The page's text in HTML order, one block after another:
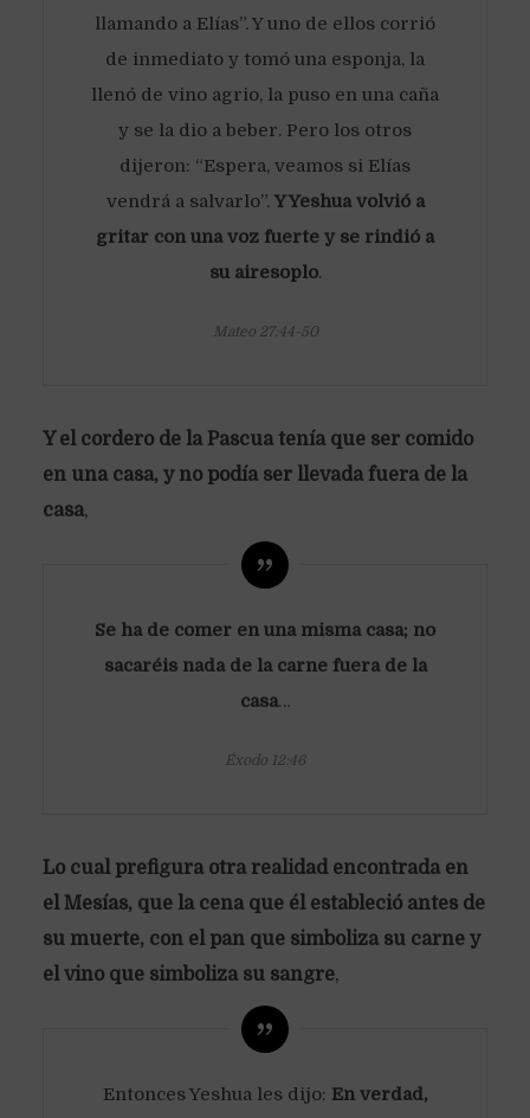
llamando a Elías”. Y uno de ellos corrió
de inmediato y tomó una esponja, la
llenó de vino agrio, la puso en una caña
y se la dio a beber. Pero los otros
dijeron: “Espera, veamos si Elías
vendrá a salvarlo”. Y Yeshua volvió a
gritar con una voz fuerte y se rindió a
su airesoplo.
Mateo 27:44-50
Y el cordero de la Pascua tenía que ser comido
en una casa, y no podía ser llevada fuera de la
casa,
Se ha de comer en una misma casa; no
sacaréis nada de la carne fuera de la
casa…
Éxodo 12:46
Lo cual prefigura otra realidad encontrada en
el Mesías, que la cena que él estableció antes de
su muerte, con el pan que simboliza su carne y
el vino que simboliza su sangre,
Entonces Yeshua les dijo: En verdad,